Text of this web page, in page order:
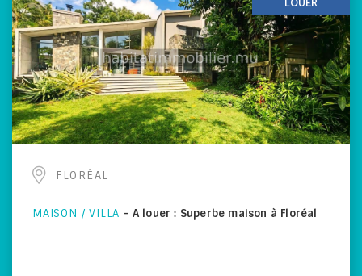
LOUER
FLORÉAL
MAISON / VILLA - A louer : Superbe maison à Floréal